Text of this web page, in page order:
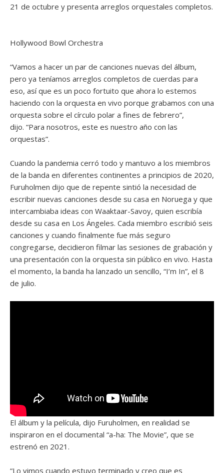
21 de octubre y presenta arreglos orquestales completos.
Hollywood Bowl Orchestra
“Vamos a hacer un par de canciones nuevas del álbum,
pero ya teníamos arreglos completos de cuerdas para
eso, así que es un poco fortuito que ahora lo estemos
haciendo con la orquesta en vivo porque grabamos con una
orquesta sobre el círculo polar a fines de febrero”,
dijo. “Para nosotros, este es nuestro año con las
orquestas”.
Cuando la pandemia cerró todo y mantuvo a los miembros
de la banda en diferentes continentes a principios de 2020,
Furuholmen dijo que de repente sintió la necesidad de
escribir nuevas canciones desde su casa en Noruega y que
intercambiaba ideas con Waaktaar-Savoy, quien escribía
desde su casa en Los Ángeles. Cada miembro escribió seis
canciones y cuando finalmente fue más seguro
congregarse, decidieron filmar las sesiones de grabación y
una presentación con la orquesta sin público en vivo. Hasta
el momento, la banda ha lanzado un sencillo, “I’m In”, el 8
de julio.
El álbum y la película, dijo Furuholmen, en realidad se
inspiraron en el documental “a-ha: The Movie”, que se
estrenó en 2021.
“Lo vimos cuando estuvo terminado y creo que es